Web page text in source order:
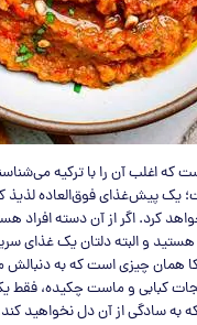
که اغلب آن را با ترکیه
یک پیش‌غذای فوق‌العاده
کرد. اگر از آن دسته افراد
و البته دلتان یک غذای
همان چیزی است که به دنبالش
کبابی و ماست چکیده،
به سادگی از آن دل نخواهید